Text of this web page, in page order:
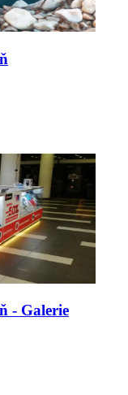
- Galerie